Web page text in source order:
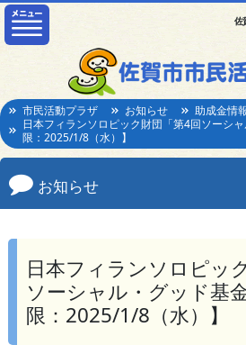
佐
市民活動プラザ お知らせ
助成金情
日本フィランソロピック財団「第4回ソーシ
限：2025/1/8（水）】
お知らせ
日本フィランソロピッ
ソーシャル・グッド基
限：2025/1/8（水）】